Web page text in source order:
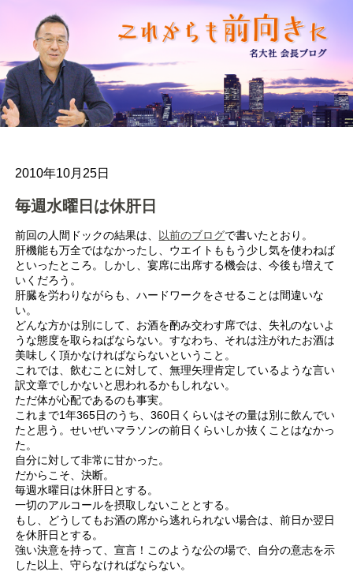
2010年10月25日
毎週水曜日は休肝日
前回の人間ドックの結果は、 以前のブログで書いたとおり。
肝機能も万全ではなかったし、ウエイトももう少し気を使わねば
といったところ。しかし、宴席に出席する機会は、今後も増えて
いくだろう。
肝臓を労わりながらも、ハードワークをさせることは間違いな
い。
どんな方かは別にして、お酒を酌み交わす席では、失礼のないよ
うな態度を取らねばならない。すなわち、それは注がれたお酒は
美味しく頂かなければならないということ。
これでは、飲むことに対して、無理矢理肯定しているような言い
訳文章でしかないと思われるかもしれない。
ただ体が心配であるのも事実。
これまで1年365日のうち、360日くらいはその量は別に飲んでい
たと思う。せいぜいマラソンの前日くらいしか抜くことはなかっ
た。
自分に対して非常に甘かった。
だからこそ、決断。
毎週水曜日は休肝日とする。
一切のアルコールを摂取しないこととする。
もし、どうしてもお酒の席から逃れられない場合は、前日か翌日
を休肝日とする。
強い決意を持って、宣言！このような公の場で、自分の意志を示
した以上、守らなければならない。